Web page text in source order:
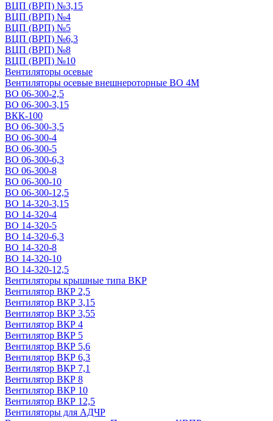
ВЦП (ВРП) №3,15
ВЦП (ВРП) №4
ВЦП (ВРП) №5
ВЦП (ВРП) №6,3
ВЦП (ВРП) №8
ВЦП (ВРП) №10
Вентиляторы осевые
Вентиляторы осевые внешнероторные ВО 4М
ВО 06-300-2,5
ВО 06-300-3,15
ВКК-100
ВО 06-300-3,5
ВО 06-300-4
ВО 06-300-5
ВО 06-300-6,3
ВО 06-300-8
ВО 06-300-10
ВО 06-300-12,5
ВО 14-320-3,15
ВО 14-320-4
ВО 14-320-5
ВО 14-320-6,3
ВО 14-320-8
ВО 14-320-10
ВО 14-320-12,5
Вентиляторы крышные типа ВКР
Вентилятор ВКР 2,5
Вентилятор ВКР 3,15
Вентилятор ВКР 3,55
Вентилятор ВКР 4
Вентилятор ВКР 5
Вентилятор ВКР 5,6
Вентилятор ВКР 6,3
Вентилятор ВКР 7,1
Вентилятор ВКР 8
Вентилятор ВКР 10
Вентилятор ВКР 12,5
Вентиляторы для АДЧР